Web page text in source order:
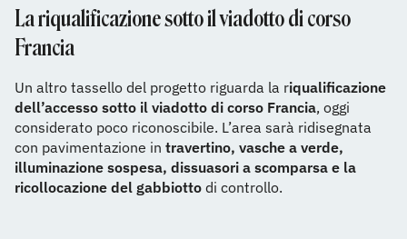
La riqualificazione sotto il viadotto di corso
Francia
Un altro tassello del progetto riguarda la riqualificazione
dell’accesso sotto il viadotto di corso Francia, oggi
considerato poco riconoscibile. L’area sarà ridisegnata
con pavimentazione in travertino, vasche a verde,
illuminazione sospesa, dissuasori a scomparsa e la
ricollocazione del gabbiotto di controllo.